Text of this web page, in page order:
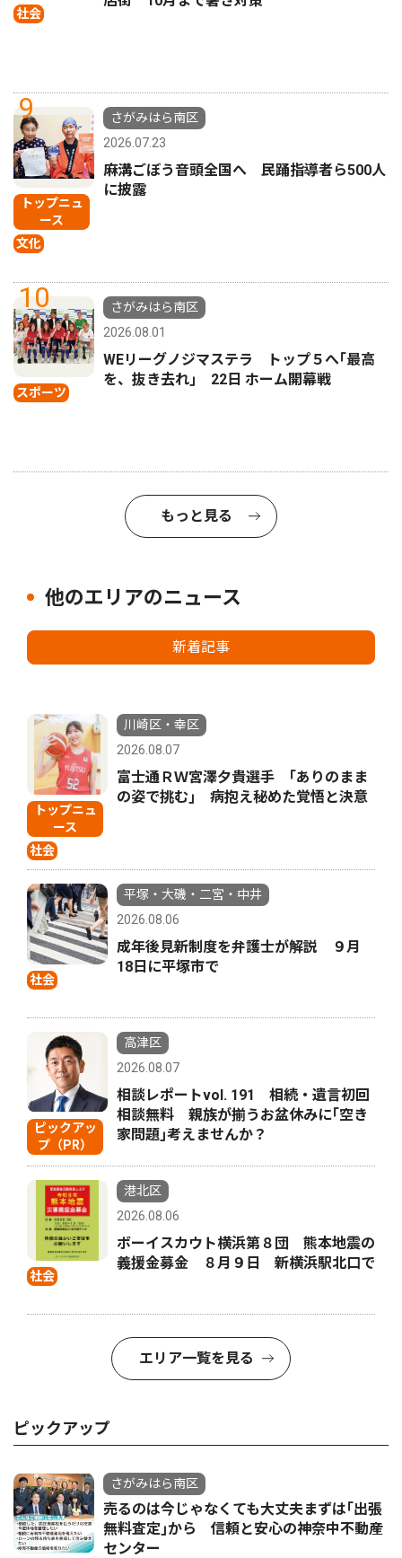
社会
9
トップニュ
ース
文化
さがみはら南区
2026.07.23
麻溝ごぼう音頭全国へ 民踊指導者ら500人
に披露
10
スポーツ
さがみはら南区
2026.08.01
WEリーグノジマステラ トップ５へ｢最高
を、抜き去れ｣ 22日 ホーム開幕戦
もっと見る
他のエリアのニュース
新着記事
トップニュ
ース
社会
川崎区・幸区
2026.08.07
富士通ＲＷ宮澤夕貴選手 ｢ありのまま
の姿で挑む｣ 病抱え秘めた覚悟と決意
社会
平塚・大磯・二宮・中井
2026.08.06
成年後見新制度を弁護士が解説 ９月
18日に平塚市で
ピックアッ
プ（PR）
高津区
2026.08.07
相談レポートvol. 191 相続・遺言初回
相談無料 親族が揃うお盆休みに｢空き
家問題｣考えませんか？
社会
港北区
2026.08.06
ボーイスカウト横浜第８団 熊本地震の
義援金募金 ８月９日 新横浜駅北口で
エリア一覧を見る
ピックアップ
さがみはら南区
売るのは今じゃなくても大丈夫まずは｢出張
無料査定｣から 信頼と安心の神奈中不動産
センター